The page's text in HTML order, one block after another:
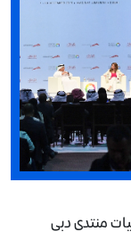
منتدى دبي